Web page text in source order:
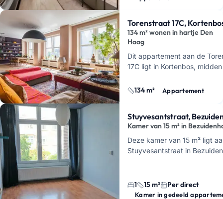
Torenstraat 17C,
134 m² wonen in hartje Den
Haag
Dit appartement aan de
17C ligt in Kortenbos,
van 134 m². Dat merk je
134 m² Appartement
Stuyvesantstraat,
Kamer van 15 m² in
Deze kamer van 15 m² ligt
Stuyvesantstraat in
1 15 m² Per direct
Kamer in gedeeld